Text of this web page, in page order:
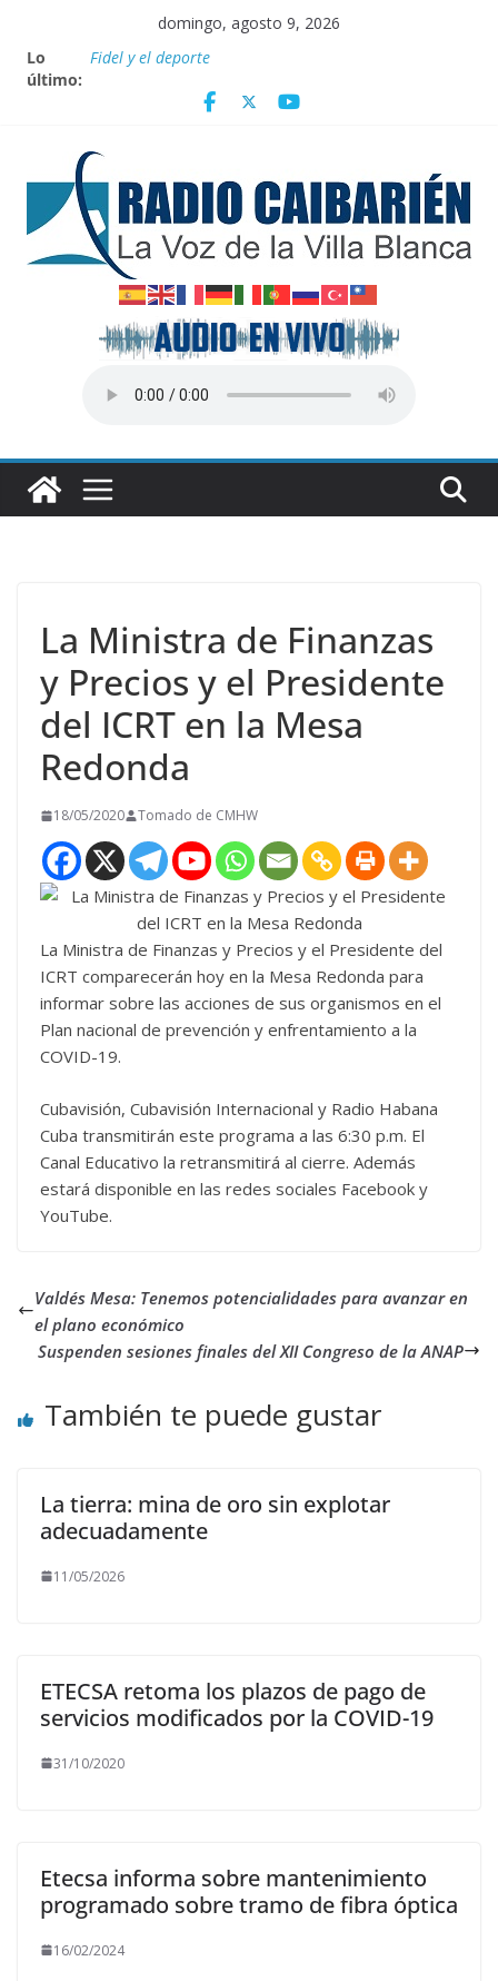
contenido
domingo, agosto 9, 2026
Lo
último:
Fidel y el deporte
Vanguardia por 3 años consecutivos
renovables en Cuba
Nota oficial del Gobierno Provincial de Villa Clara
La Ministra de Finanzas
y Precios y el Presidente
del ICRT en la Mesa
Redonda
18/05/2020 Tomado de CMHW
La Ministra de Finanzas y Precios y el Presidente del
ICRT comparecerán hoy en la Mesa Redonda para
informar sobre las acciones de sus organismos en el
Plan nacional de prevención y enfrentamiento a la
COVID-19.
Cubavisión, Cubavisión Internacional y Radio Habana
Cuba transmitirán este programa a las 6:30 p.m. El
Canal Educativo la retransmitirá al cierre. Además
estará disponible en las redes sociales Facebook y
YouTube.
Valdés Mesa: Tenemos potencialidades para avanzar en
el plano económico
Suspenden sesiones finales del XII Congreso de la ANAP
También te puede gustar
La tierra: mina de oro sin explotar
adecuadamente
11/05/2026
ETECSA retoma los plazos de pago de
servicios modificados por la COVID-19
31/10/2020
Etecsa informa sobre mantenimiento
programado sobre tramo de fibra óptica
16/02/2024